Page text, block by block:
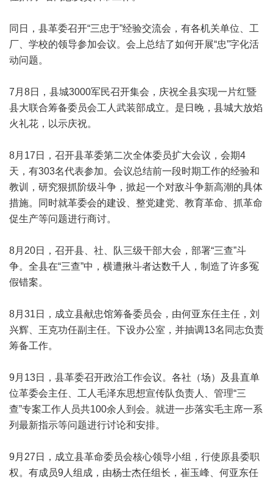
同日，县革委召开“三忠于”经验交流会，有各机关单位、工
厂、学校的领导参加会议。会上总结了如何开展“忠”字化活
动问题。
7月8日，县城3000军民召开集会，庆祝全县实现一片红暨
县大联合筹备委员会工人武装部成立。是日晚，县城大放焰
火礼花，以示庆祝。
8月17日，召开县革委第二次全体委员扩大会议，会期4
天，有303名代表参加。会议总结前一段时期工作的经验和
教训，研究狠抓阶级斗争，掀起一个对敌斗争新高潮的具体
措施。同时就革委会的建设、整党建党、教育革命、抓革命
促生产等问题进行商讨。
8月20日，召开县、社、队三级干部大会，部署“三查”斗
争。全县在“三查”中，横遭揪斗者达数千人，制造了许多冤
假错案。
8月31日，成立县献忠馆筹备委员会，由何亚东任主任，刘
兴辉、王克功任副主任。下设办公室，并抽调13名同志负责
筹备工作。
9月13日，县革委召开政治工作会议。各社（场）及县直单
位革委会主任、工人毛泽东思想宣传队负责人、管理“三
查”专案工作人员共100余人到会。就进一步落实毛主席一系
列最新指示等问题进行讨论和安排。
9月27日，成立县革命委员会核心领导小组，行使原县委职
权。有成员9人组成，由杨士杰任组长，崔玉峰、何亚东任